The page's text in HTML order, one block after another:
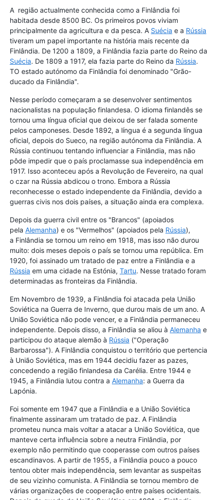
A região actualmente conhecida como a Finlândia foi
habitada desde 8500 BC. Os primeiros povos viviam
principalmente da agricultura e da pesca. A Suécia e a Rússia
tiveram um papel importante na história mais recente da
Finlândia. De 1200 a 1809, a Finlândia fazia parte do Reino da
Suécia. De 1809 a 1917, ela fazia parte do Reino da Rússia.
TO estado autónomo da Finlândia foi denominado "Grão-
ducado da Finlândia".
Nesse período começaram a se desenvolver sentimentos
nacionalistas na população finlandesa. O idioma finlandês se
tornou uma língua oficial que deixou de ser falada somente
pelos camponeses. Desde 1892, a língua é a segunda língua
oficial, depois do Sueco, na região autónoma da Finlândia. A
Rússia continuou tentando influenciar a Finlândia, mas não
pôde impedir que o país proclamasse sua independência em
1917. Isso aconteceu após a Revolução de Fevereiro, na qual
o czar na Rússia abdicou o trono. Embora a Rússia
reconhecesse o estado independente da Finlândia, devido a
guerras civis nos dois países, a situação ainda era complexa.
Depois da guerra civil entre os "Brancos" (apoiados
pela Alemanha) e os "Vermelhos" (apoiados pela Rússia),
a Finlândia se tornou um reino em 1918, mas isso não durou
muito: dois meses depois o país se tornou uma república. Em
1920, foi assinado um tratado de paz entre a Finlândia e a
Rússia em uma cidade na Estónia, Tartu. Nesse tratado foram
determinadas as fronteiras da Finlândia.
Em Novembro de 1939, a Finlândia foi atacada pela União
Soviética na Guerra de Inverno, que durou mais de um ano. A
União Soviética não pode vencer, e a Finlândia permaneceu
independente. Depois disso, a Finlândia se aliou à Alemanha e
participou do ataque alemão à Rússia ("Operação
Barbarossa"). A Finlândia conquistou o território que pertencia
à União Soviética, mas em 1944 decidiu fazer as pazes,
concedendo a região finlandesa da Carélia. Entre 1944 e
1945, a Finlândia lutou contra a Alemanha: a Guerra da
Lapónia.
Foi somente em 1947 que a Finlândia e a União Soviética
finalmente assinaram um tratado de paz. A Finlândia
prometeu nunca mais voltar a atacar a União Soviética, que
manteve certa influência sobre a neutra Finlândia, por
exemplo não permitindo que cooperasse com outros países
escandinavos. A partir de 1955, a Finlândia pouco a pouco
tentou obter mais independência, sem levantar as suspeitas
de seu vizinho comunista. A Finlândia se tornou membro de
várias organizações de cooperação entre países ocidentais.